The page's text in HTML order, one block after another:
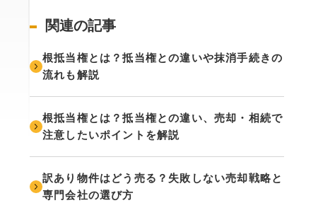
関連の記事
根抵当権とは？抵当権との違いや抹消手続きの
流れも解説
根抵当権とは？抵当権との違い、売却・相続で
注意したいポイントを解説
訳あり物件はどう売る？失敗しない売却戦略と
専門会社の選び方